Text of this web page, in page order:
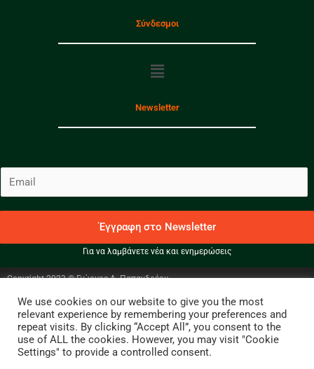
Σύνδεσμοι
Menu
Newsletter
Έγγραφη στο Newsletter
Για να λαμβάνετε νέα και ενημερώσεις
Copyright 2023 © Γιώργος Α. Παπανδρέου
FacebookInstagramTwitter
We use cookies on our website to give you the most
relevant experience by remembering your preferences and
repeat visits. By clicking “Accept All”, you consent to the
use of ALL the cookies. However, you may visit "Cookie
Settings" to provide a controlled consent.